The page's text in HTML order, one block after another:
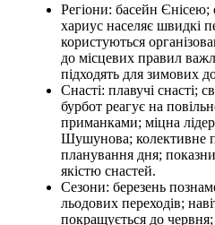
Регіони: басейн Єнісею;
хариус населяє швидкі
користуються
до місцевих правил
підходять для зимових
Снасті: плавучі снасті;
бурбот реагує на
приманками; міцна
Шушунова; колективне
планування дня;
якістю снастей.
Сезони: березень
льодових переходів;
покращується до червня;